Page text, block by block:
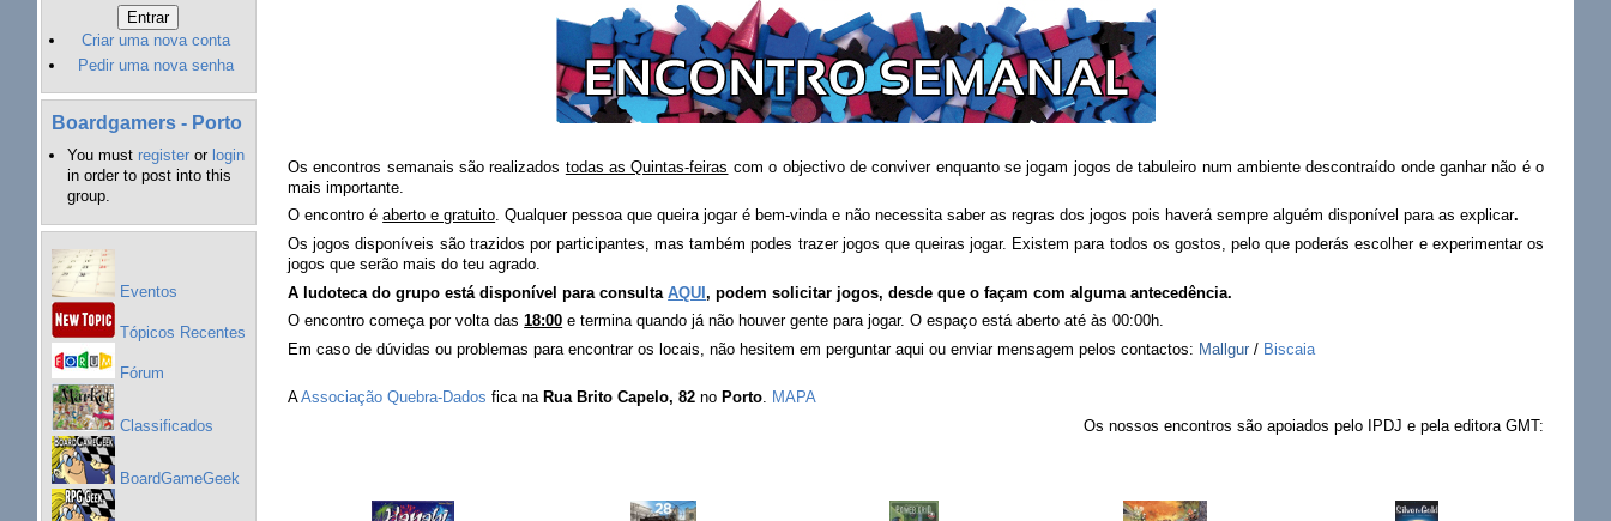
Criar uma nova conta
Pedir uma nova senha
Boardgamers - Porto
You must registeror login
in order to post into this
group.
Eventos
Tópicos Recentes
Fórum
Classificados
BoardGameGeek
Os encontros semanais são realizados todas as Quintas-feiras com o objectivo de conviver enquanto se jogam jogos de tabuleiro num ambiente descontraído onde ganhar não é o
mais importante.
O encontro éaberto e gratuito. Qualquer pessoa que queira jogar é bem-vinda e não necessita saber as regras dos jogos pois haverá sempre alguém disponível para as explicar.
Os jogos disponíveis são trazidos por participantes, mas também podes trazer jogos que queiras jogar. Existem para todos os gostos, pelo que poderás escolher e experimentar os
jogos que serão mais do teu agrado.
A ludoteca do grupo está disponível para consultaAQUI, podem solicitar jogos, desde que o façam com alguma antecedência.
O encontro começa por volta das18:00 e termina quando já não houver gente para jogar. O espaço está aberto até às 00:00h.
Em caso de dúvidas ou problemas para encontrar os locais, não hesitem em perguntar aqui ou enviar mensagem pelos contactos: Mallgur / Biscaia
AAssociação Quebra-Dados fica na Rua Brito Capelo, 82 no Porto. MAPA
Os nossos encontros são apoiados pelo IPDJ e pela editora GMT: